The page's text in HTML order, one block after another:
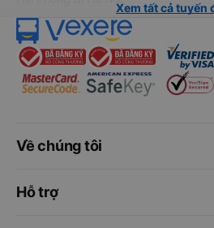
Xem tất cả tuyến
Về chúng tôi
Hỗ trợ